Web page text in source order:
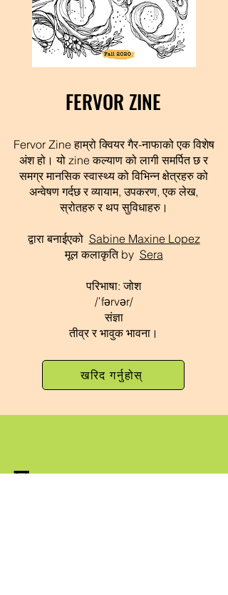
FERVOR ZINE
Fervor Zine हाम्रो क्वियर गैर-नाफाको एक विशेष
अंश हो। यो zine कल्याण को लागी समर्पित छ र
समग्र मानसिक स्वास्थ्य को विभिन्न क्षेत्रहरु को
अन्वेषण गर्दछ र व्यायाम, उपकरण, एक लेख,
स्रोतहरु र थप सुविधाहरु।
द्वारा बनाईएको Sabine Maxine Lopez
मूल कलाकृति by Sera
परिभाषा: जोश
/ˈfərvər/
संज्ञा
तीव्र र भावुक भावना।
खरिद गर्नुहोस्
ए